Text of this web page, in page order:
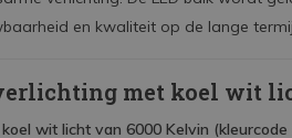
en kwaliteit op de lange
met koel wit
koel wit licht van 6000 Kelvin (kleurcode